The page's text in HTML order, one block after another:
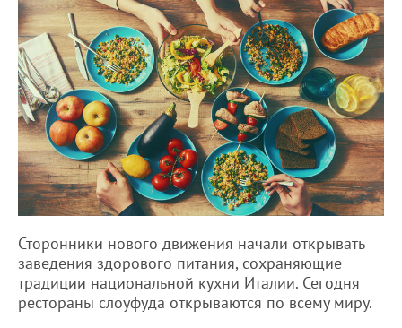
Сторонники нового движения начали открывать
заведения здорового питания, сохраняющие
традиции национальной кухни Италии. Сегодня
рестораны слоуфуда открываются по всему миру.